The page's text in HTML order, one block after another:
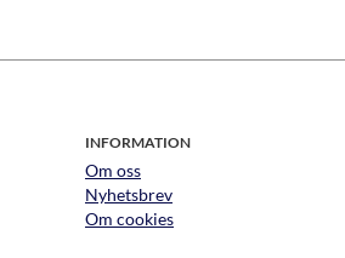
INFORMATION
Om oss
Nyhetsbrev
Om cookies